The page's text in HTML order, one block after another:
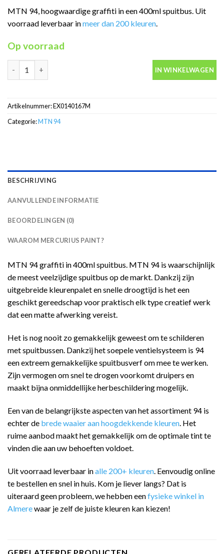
MTN 94, hoogwaardige graffiti in een 400ml spuitbus. Uit
voorraad leverbaar inmeer dan 200 kleuren.
Op voorraad
IN WINKELWAGEN
Artikelnummer:EX0140167M
Categorie:MTN 94
BESCHRIJVING
AANVULLENDE INFORMATIE
BEOORDELINGEN (0)
WAAROM MERCURIUS PAINT?
MTN 94 graffiti in 400ml spuitbus. MTN 94 is waarschijnlijk
de meest veelzijdige spuitbus op de markt. Dankzij zijn
uitgebreide kleurenpalet en snelle droogtijd is het een
geschikt gereedschap voor praktisch elk type creatief werk
dat een matte afwerking vereist.
Het is nog nooit zo gemakkelijk geweest om te schilderen
met spuitbussen. Dankzij het soepele ventielsysteem is 94
een extreem gemakkelijke spuitbusverf om mee te werken.
Zijn vermogen om snel te drogen voorkomt druipers en
maakt bijna onmiddellijke herbeschildering mogelijk.
Een van de belangrijkste aspecten van het assortiment 94 is
echter de brede waaier aan hoogdekkende kleuren. Het
ruime aanbod maakt het gemakkelijk om de optimale tint te
vinden die aan uw behoeften voldoet.
Uit voorraad leverbaar inalle 200+ kleuren . Eenvoudig online
te bestellen en snel in huis. Kom je liever langs? Dat is
uiteraard geen probleem, we hebben eenfysieke winkel in
Almerewaar je zelf de juiste kleuren kan kiezen!